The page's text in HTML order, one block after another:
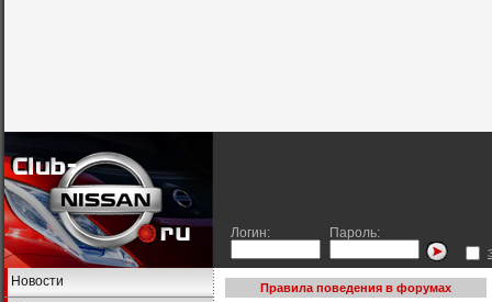
Логин: Пароль:
Новости
Правила поведения в форумах